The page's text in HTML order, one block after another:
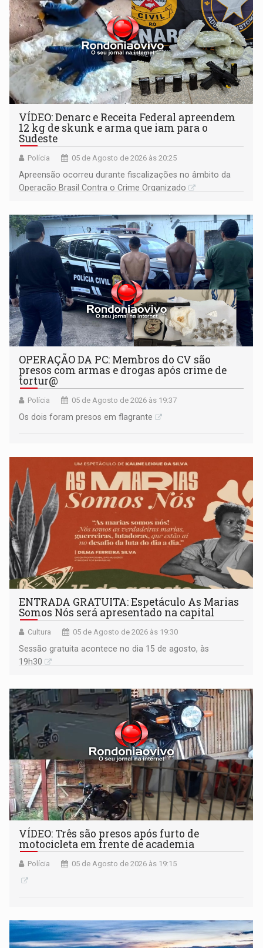
VÍDEO: Denarc e Receita Federal apreendem
12 kg de skunk e arma que iam para o
Sudeste
Polícia 05 de Agosto de 2026 às 20:25
Apreensão ocorreu durante fiscalizações no âmbito da
Operação Brasil Contra o Crime Organizado
OPERAÇÃO DA PC: Membros do CV são
presos com armas e drogas após crime de
tortur@
Polícia 05 de Agosto de 2026 às 19:37
Os dois foram presos em flagrante
ENTRADA GRATUITA: Espetáculo As Marias
Somos Nós será apresentado na capital
Cultura 05 de Agosto de 2026 às 19:30
Sessão gratuita acontece no dia 15 de agosto, às
19h30
VÍDEO: Três são presos após furto de
motocicleta em frente de academia
Polícia 05 de Agosto de 2026 às 19:15